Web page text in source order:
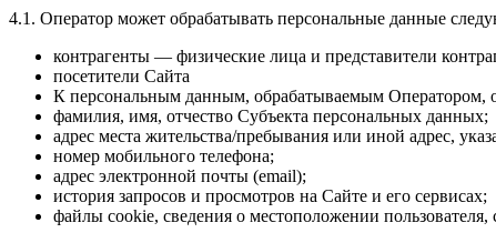
4.1. Оператор может обрабатывать персональные данные
контрагенты — физические лица и представители
посетители Сайта
К персональным данным, обрабатываемым Оператором,
фамилия, имя, отчество Субъекта персональных данных;
адрес места жительства/пребывания или иной адрес,
номер мобильного телефона;
адрес электронной почты (email);
история запросов и просмотров на Сайте и его сервисах;
файлы cookie, сведения о местоположении пользователя,